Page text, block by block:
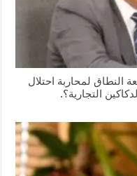
لمحاربة احتلال
التجارية؟.